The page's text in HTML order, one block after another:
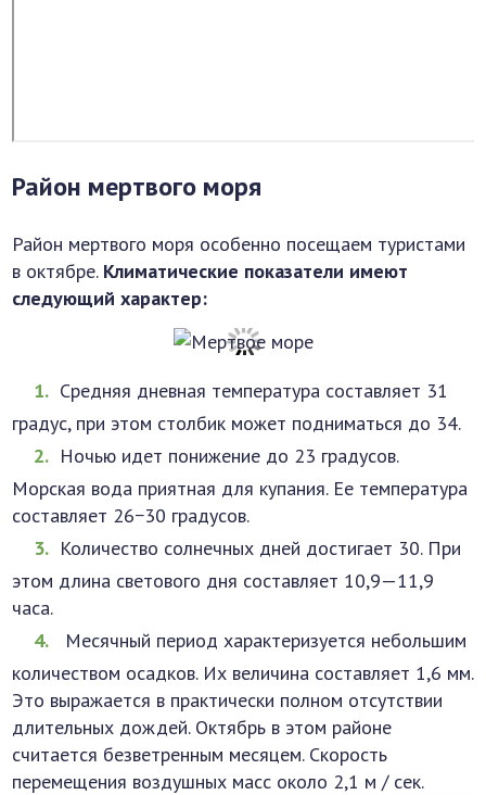
Район мертвого моря
Район мертвого моря особенно посещаем туристами
в октябре. Климатические показатели имеют
следующий характер:
Средняя дневная температура составляет 31
градус, при этом столбик может подниматься до 34.
Ночью идет понижение до 23 градусов.
Морская вода приятная для купания. Ее температура
составляет 26−30 градусов.
Количество солнечных дней достигает 30. При
этом длина светового дня составляет 10,9—11,9
часа.
­ Месячный период характеризуется небольшим
количеством осадков. Их величина составляет 1,6 мм.
Это выражается в практически полном отсутствии
длительных дождей. Октябрь в этом районе
считается безветренным месяцем. Скорость
перемещения воздушных масс около 2,1 м / сек.